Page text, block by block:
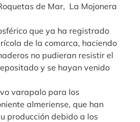
de Mar, La Mojonera
que ya ha registrado
de la comarca, haciendo
no pudieran resistir el
y se hayan venido
varapalo para los
almeriense, que han
producción debido a los